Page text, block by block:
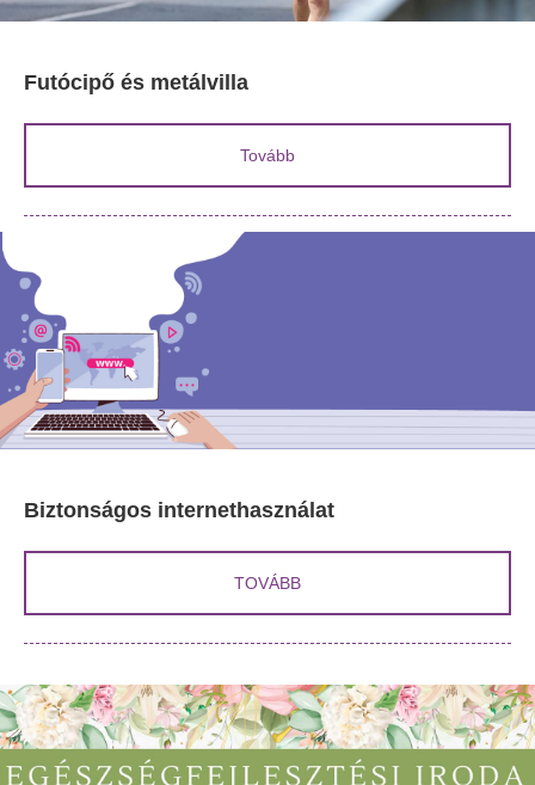
Futócipő és metálvilla
Tovább
Biztonságos internethasználat
TOVÁBB